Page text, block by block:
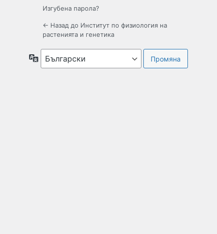
Изгубена парола?
← Назад до Институт по физиология на
растенията и генетика
Език